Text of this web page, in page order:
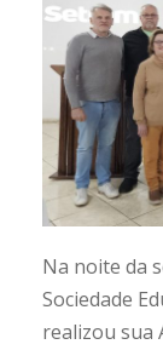
Na noite da
Sociedade
realizou sua